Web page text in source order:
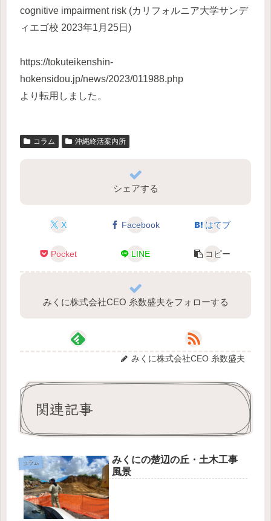
cognitive impairment risk (カリフォルニア大学サンデ
ィエゴ校 2023年1月25日)
https://tokuteikenshin-
hokensidou.jp/news/2023/011988.php
より転用しました。
コラム 沖縄終活案内所
シェアする
X Facebook はてブ
Pocket LINE コピー
みくに株式会社CEO 糸数盛夫をフォローする
みくに株式会社CEO 糸数盛夫
関連記事
コラム
みくにの楚辺の丘・土木工事
風景